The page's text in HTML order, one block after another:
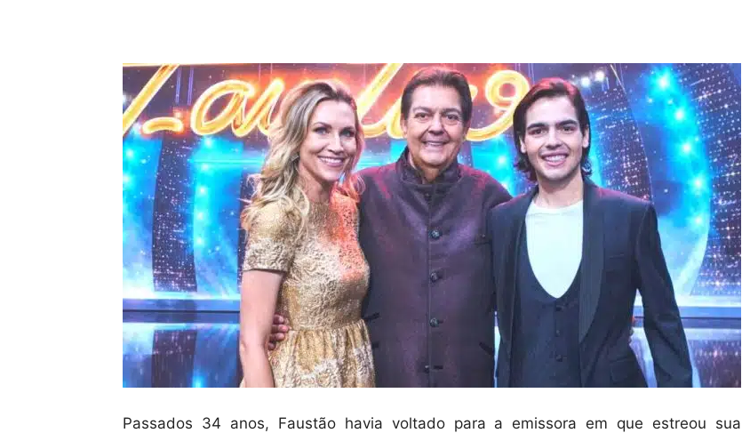
Passados 34 anos, Faustão havia voltado para a emissora em que estreou sua